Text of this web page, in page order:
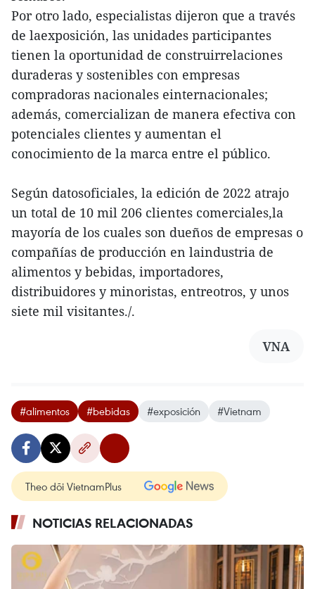
Por otro lado, especialistas dijeron que a través
de laexposición, las unidades participantes
tienen la oportunidad de construirrelaciones
duraderas y sostenibles con empresas
compradoras nacionales einternacionales;
además, comercializan de manera efectiva con
potenciales clientes y aumentan el
conocimiento de la marca entre el público.
Según datosoficiales, la edición de 2022 atrajo
un total de 10 mil 206 clientes comerciales,la
mayoría de los cuales son dueños de empresas o
compañías de producción en laindustria de
alimentos y bebidas, importadores,
distribuidores y minoristas, entreotros, y unos
siete mil visitantes./.
VNA
#alimentos #bebidas #exposición #Vietnam
Theo dõi VietnamPlus
NOTICIAS RELACIONADAS